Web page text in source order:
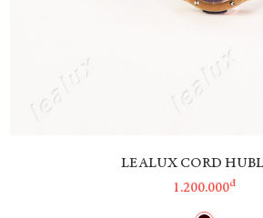
LEALUX CORD
1.200.000đ